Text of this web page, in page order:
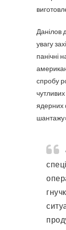
Данілов
увагу
панічні
спробу
ядерних